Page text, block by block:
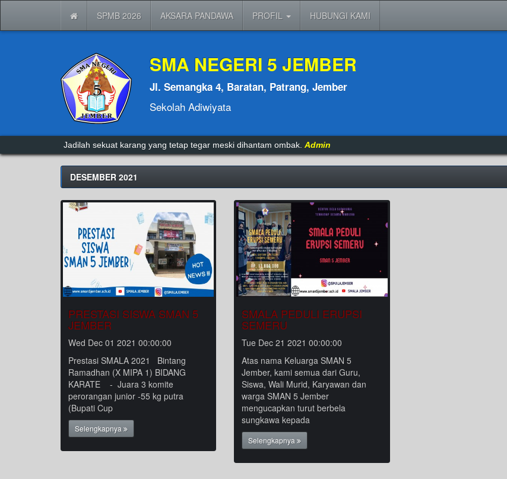
SPMB 2026 AKSARA PANDAWA PROFIL HUBUNGI KAMI
SMA NEGERI 5 JEMBER
Jl. Semangka 4, Baratan, Patrang, Jember
Sekolah Adiwiyata
Jadilah sekuat karang yang tetap tegar meski dihantam ombak. Admin
DESEMBER 2021
PRESTASI SISWA SMAN 5
JEMBER
Wed Dec 01 2021 00:00:00
Prestasi SMALA 2021 Bintang
Ramadhan (X MIPA 1) BIDANG
KARATE - Juara 3 komite
perorangan junior -55 kg putra
(Bupati Cup
Selengkapnya
SMALA PEDULI ERUPSI
SEMERU
Tue Dec 21 2021 00:00:00
Atas nama Keluarga SMAN 5
Jember, kami semua dari Guru,
Siswa, Wali Murid, Karyawan dan
warga SMAN 5 Jember
mengucapkan turut berbela
sungkawa kepada
Selengkapnya